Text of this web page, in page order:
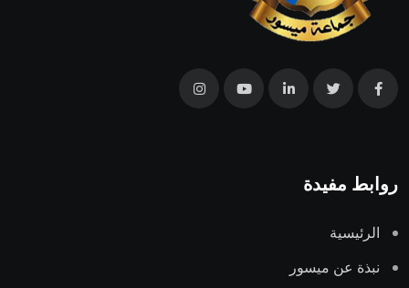
روابط مفيدة
الرئيسية
نبذة عن ميسور